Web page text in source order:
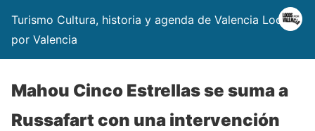
Turismo Cultura, historia y agenda de Valencia Locos
por Valencia
Mahou Cinco Estrellas se suma a
Russafart con una intervención